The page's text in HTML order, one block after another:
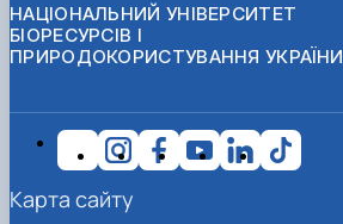
НАЦІОНАЛЬНИЙ УНІВЕРСИТЕТ
БІОРЕСУРСІВ І
ПРИРОДОКОРИСТУВАННЯ УКРАЇНИ
Карта сайту